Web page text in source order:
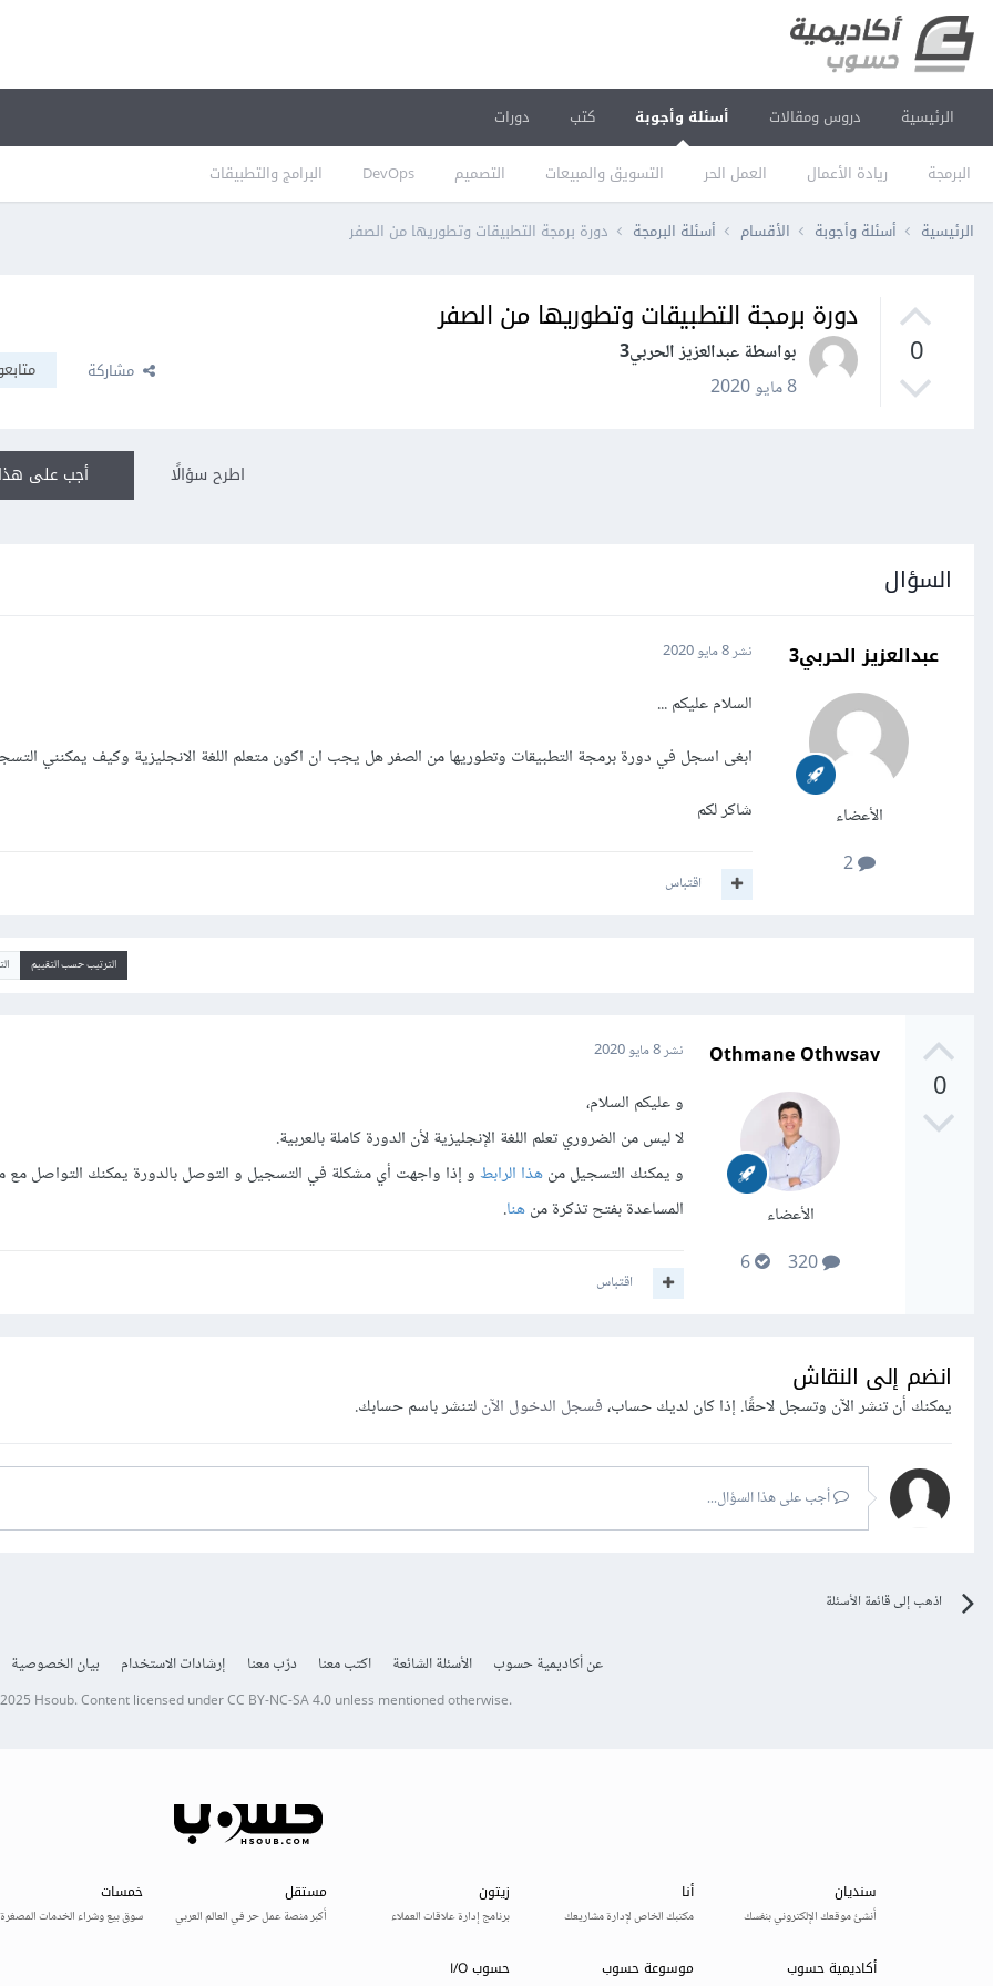
الرئيسية دروس ومقالات أسئلة وأجوبة
البرمجة ريادة الأعمال العمل الحر التسويق والمبيعات التصميم DevOps البرامج والتطبيقات
كتب دورات
الرئيسية أسئلة وأجوبة الأقسام أسئلة البرمجة دورة برمجة التطبيقات وتطوريها من الصفر
0
دورة برمجة التطبيقات وتطوريها من الصفر
بواسطة عبدالعزيز الحربي3
8 مايو 2020
مشاركة
أجب على اطرح سؤالًا
السؤال
عبدالعزيز الحربي3
الأعضاء
2
نشر8 مايو 2020
السلام عليكم ...
ابغى اسجل في دورة برمجة التطبيقات وتطوريها من الصفر هل يجب ان اكون متعلم اللغة الانجليزية وكيف يمكنني
شاكر لكم
اقتباس
الترتيب حسب التقييم
0
Othmane Othwsav
الأعضاء
نشر8 مايو 2020
و عليكم السلام،
لا ليس من الضروري تعلم اللغة الإنجليزية لأن الدورة كاملة بالعربية.
و يمكنك التسجيل منهذا الرابطو إذا واجهت أي مشكلة في التسجيل و التوصل بالدورة يمكنك التواصل مع
المساعدة بفتح تذكرة منهنا.
اقتباس
انضم إلى النقاش
يمكنك أن تنشر الآن وتسجل لاحقًا. إذا كان لديك حساب،فسجل الدخول الآنلتنشر باسم حسابك.
أجب على هذا السؤال...
اذهب إلى قائمة الأسئلة
عن أكاديمية حسوب الأسئلة الشائعة اكتب معنا درّب معنا إرشادات الاستخدام بيان الخصوصية
Hsoub.Content licensed underCC BY-NC-SA 4.0unless mentioned otherwise.